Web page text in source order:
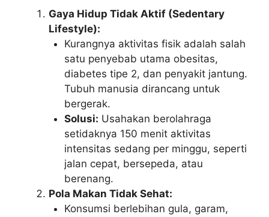
Gaya Hidup Tidak Aktif (Sedentary
Lifestyle):
Kurangnya aktivitas fisik adalah salah
satu penyebab utama obesitas,
diabetes tipe 2, dan penyakit jantung.
Tubuh manusia dirancang untuk
bergerak.
Solusi: Usahakan berolahraga
setidaknya 150 menit aktivitas
intensitas sedang per minggu, seperti
jalan cepat, bersepeda, atau
berenang.
Pola Makan Tidak Sehat:
Konsumsi berlebihan gula, garam,